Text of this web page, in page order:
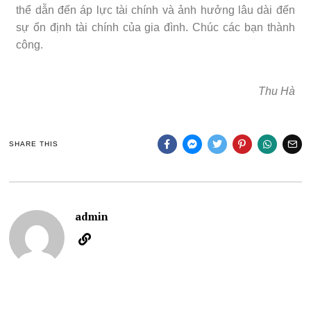
thể dẫn đến áp lực tài chính và ảnh hưởng lâu dài đến
sự ổn định tài chính của gia đình. Chúc các bạn thành
công.
Thu Hà
SHARE THIS
admin